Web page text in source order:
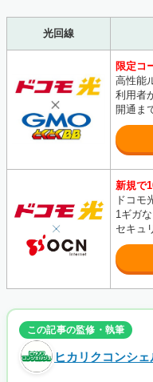
光回線
限定コ
高性能
利用者
開通ま
新規で
ドコモ
1ギガ
セキュ
この記事の監修・執筆
ヒカリクコンシェ